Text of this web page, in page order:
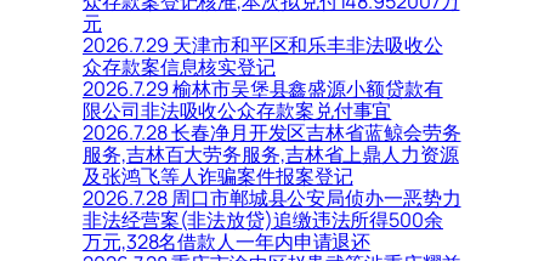
元
2026.7.29 天津市和平区和乐丰非法吸收公
众存款案信息核实登记
2026.7.29 榆林市吴堡县鑫盛源小额贷款有
限公司非法吸收公众存款案兑付事宜
2026.7.28 长春净月开发区吉林省蓝鲸会劳务
服务,吉林百大劳务服务,吉林省上鼎人力资源
及张鸿飞等人诈骗案件报案登记
2026.7.28 周口市郸城县公安局侦办一恶势力
非法经营案(非法放贷)追缴违法所得500余
万元,328名借款人一年内申请退还